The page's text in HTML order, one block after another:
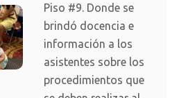
Piso #9. Donde se
brindó docencia e
información a los
asistentes sobre los
procedimientos que